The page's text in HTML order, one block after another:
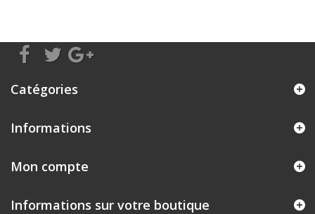
Catégories
Informations
Mon compte
Informations sur votre boutique